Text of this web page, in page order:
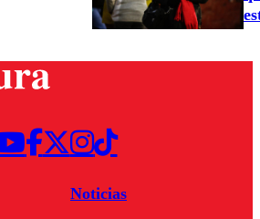
Noticias